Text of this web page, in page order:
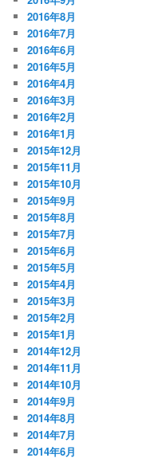
2016年8月
2016年7月
2016年6月
2016年5月
2016年4月
2016年3月
2016年2月
2016年1月
2015年12月
2015年11月
2015年10月
2015年9月
2015年8月
2015年7月
2015年6月
2015年5月
2015年4月
2015年3月
2015年2月
2015年1月
2014年12月
2014年11月
2014年10月
2014年9月
2014年8月
2014年7月
2014年6月